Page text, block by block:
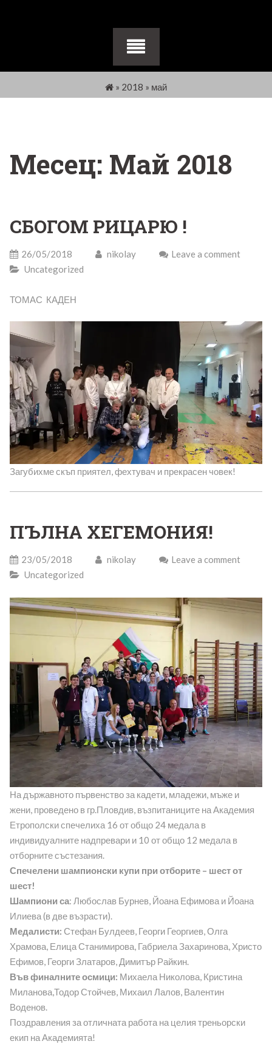
» 2018 » май
Месец: Май 2018
СБОГОМ РИЦАРЮ !
26/05/2018 nikolay
Leave a comment
Uncategorized
ТОМАС КАДЕН
Загубихме скъп приятел, фехтувач и прекрасен човек!
ПЪЛНА ХЕГЕМОНИЯ!
23/05/2018 nikolay
Leave a comment
Uncategorized
На държавното първенство за кадети, младежи, мъже и
жени, проведено в гр.Пловдив, възпитаниците на Академия
Етрополски спечелиха 16 от общо 24 медала в
индивидуалните надпревари и 10 от общо 12 медала в
отборните състезания.
Спечелени шампионски купи при отборите – шест от
шест!
Шампиони са: Любослав Бурнев, Йоана Ефимова и Йоана
Илиева (в две възрасти).
Медалисти: Стефан Булдеев, Георги Георгиев, Олга
Храмова, Елица Станимирова, Габриела Захаринова, Христо
Ефимов, Георги Златаров, Димитър Райкин.
Във финалните осмици: Михаела Николова, Кристина
Миланова,Тодор Стойчев, Михаил Лалов, Валентин
Воденов.
Поздравления за отличната работа на целия треньорски
екип на Академията!